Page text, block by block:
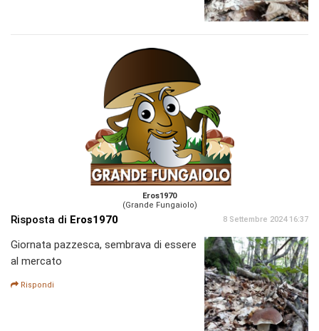
Eros1970
(Grande Fungaiolo)
Risposta di Eros1970 8 Settembre 2024 16:37
Giornata pazzesca, sembrava di essere
al mercato
Rispondi